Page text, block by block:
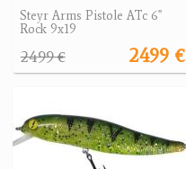
Steyr Arms Pistole ATc 6"
Rock 9x19
2499 €
2499 €